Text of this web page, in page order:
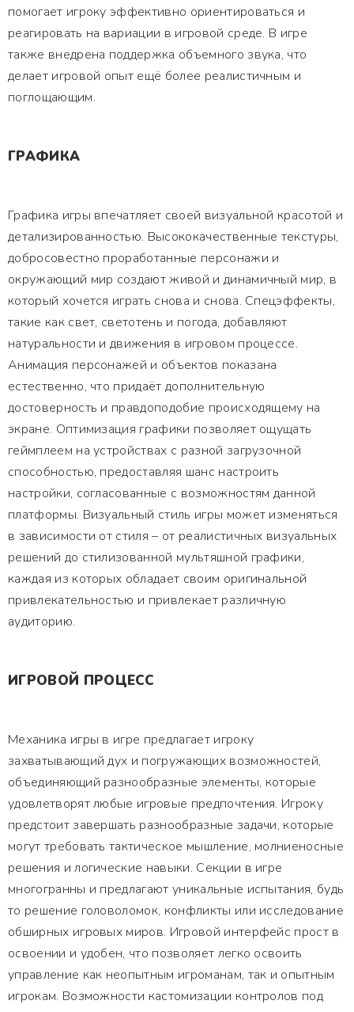
помогает игроку эффективно ориентироваться и
реагировать на вариации в игровой среде. В игре
также внедрена поддержка объемного звука, что
делает игровой опыт ещё более реалистичным и
поглощающим.
ГРАФИКА
Графика игры впечатляет своей визуальной красотой и
детализированностью. Высококачественные текстуры,
добросовестно проработанные персонажи и
окружающий мир создают живой и динамичный мир, в
который хочется играть снова и снова. Спецэффекты,
такие как свет, светотень и погода, добавляют
натуральности и движения в игровом процессе.
Анимация персонажей и объектов показана
естественно, что придаёт дополнительную
достоверность и правдоподобие происходящему на
экране. Оптимизация графики позволяет ощущать
геймплеем на устройствах с разной загрузочной
способностью, предоставляя шанс настроить
настройки, согласованные с возможностям данной
платформы. Визуальный стиль игры может изменяться
в зависимости от стиля – от реалистичных визуальных
решений до стилизованной мультяшной графики,
каждая из которых обладает своим оригинальной
привлекательностью и привлекает различную
аудиторию.
ИГРОВОЙ ПРОЦЕСС
Механика игры в игре предлагает игроку
захватывающий дух и погружающих возможностей,
объединяющий разнообразные элементы, которые
удовлетворят любые игровые предпочтения. Игроку
предстоит завершать разнообразные задачи, которые
могут требовать тактическое мышление, молниеносные
решения и логические навыки. Секции в игре
многогранны и предлагают уникальные испытания, будь
то решение головоломок, конфликты или исследование
обширных игровых миров. Игровой интерфейс прост в
освоении и удобен, что позволяет легко освоить
управление как неопытным игроманам, так и опытным
игрокам. Возможности кастомизации контролов под